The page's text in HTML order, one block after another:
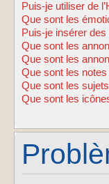
Puis-je utiliser de
Que sont les
Puis-je insérer
Que sont les
Que sont les
Que sont les notes
Que sont les
Que sont les